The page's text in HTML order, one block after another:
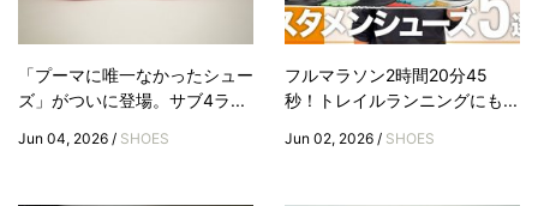
「プーマに唯一なかったシュー
ズ」がついに登場。サブ4ラ...
Jun 04, 2026 / SHOES
フルマラソン2時間20分45
秒！トレイルランニングにも...
Jun 02, 2026 / SHOES